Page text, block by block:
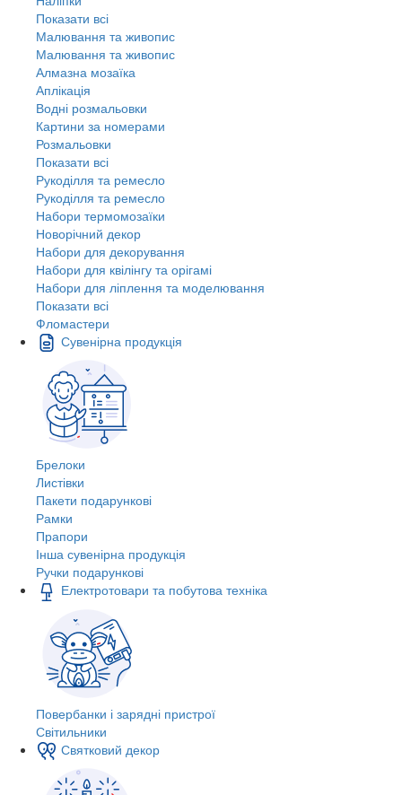
Показати всі
Малювання та живопис
Малювання та живопис
Алмазна мозаїка
Аплікація
Водні розмальовки
Картини за номерами
Розмальовки
Показати всі
Рукоділля та ремесло
Рукоділля та ремесло
Набори термомозаїки
Новорічний декор
Набори для декорування
Набори для квілінгу та орігамі
Набори для ліплення та моделювання
Показати всі
Фломастери
Сувенірна продукція
Брелоки
Листівки
Пакети подарункові
Рамки
Прапори
Інша сувенірна продукція
Ручки подарункові
Електротовари та побутова техніка
Повербанки і зарядні пристрої
Світильники
Святковий декор